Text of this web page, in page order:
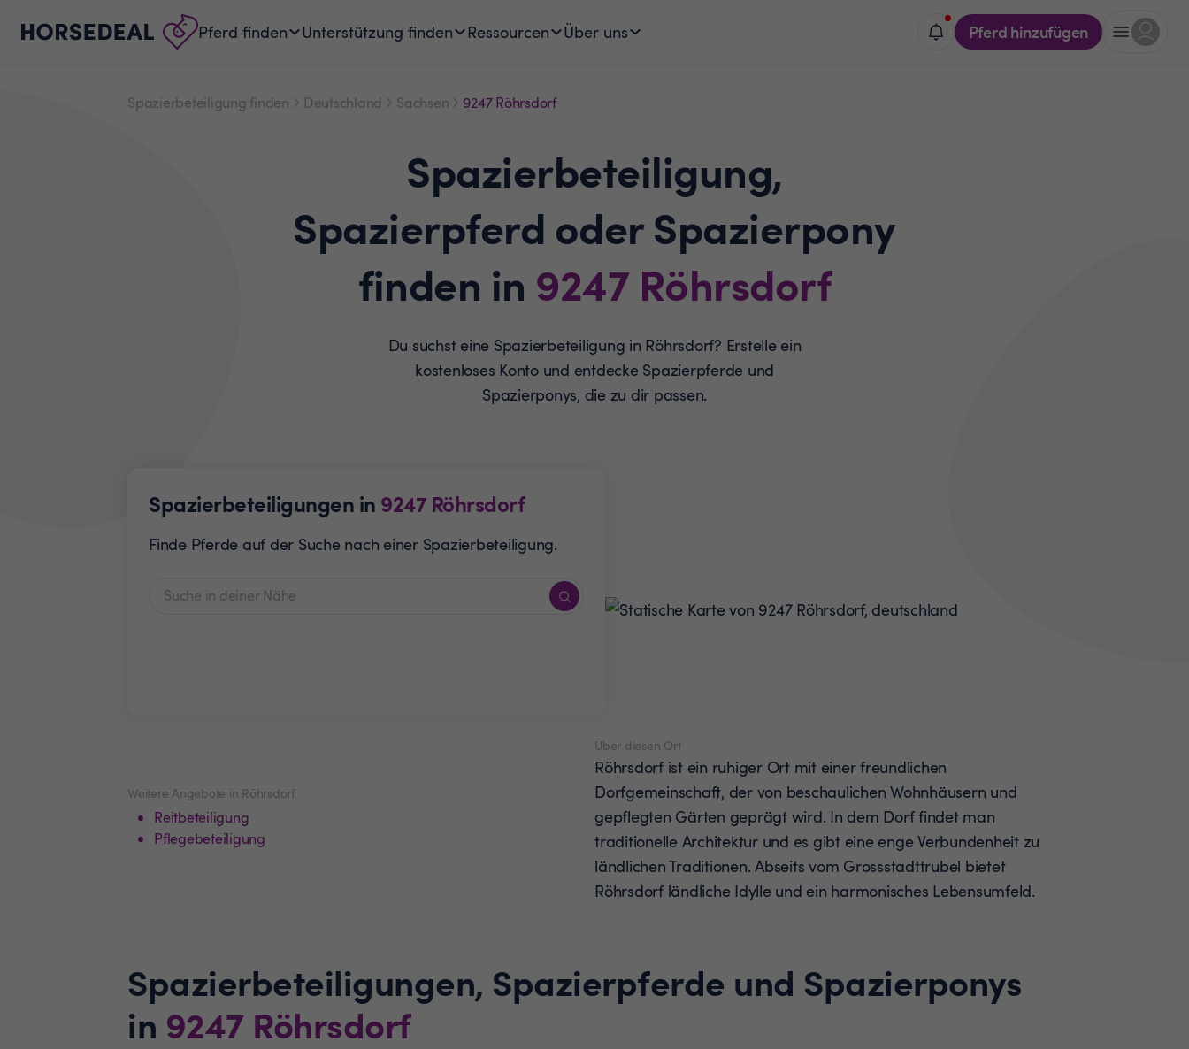
Pferd finden Unterstützung finden Ressourcen Über uns Pferd hinzufügen
Spazierbeteiligung finden Deutschland Sachsen 9247 Röhrsdorf
Spazierbeteiligung,
Spazierpferd oder Spazierpony
finden in 9247 Röhrsdorf
Du suchst eine Spazierbeteiligung in Röhrsdorf? Erstelle ein
kostenloses Konto und entdecke Spazierpferde und
Spazierponys, die zu dir passen.
Spazierbeteiligungen in 9247 Röhrsdorf
Finde Pferde auf der Suche nach einer Spazierbeteiligung.
Weitere Angebote in Röhrsdorf
Reitbeteiligung
Pflegebeteiligung
Über diesen Ort
Röhrsdorf ist ein ruhiger Ort mit einer freundlichen
Dorfgemeinschaft, der von beschaulichen Wohnhäusern und
gepflegten Gärten geprägt wird. In dem Dorf findet man
traditionelle Architektur und es gibt eine enge Verbundenheit zu
ländlichen Traditionen. Abseits vom Grossstadttrubel bietet
Röhrsdorf ländliche Idylle und ein harmonisches Lebensumfeld.
Spazierbeteiligungen, Spazierpferde und Spazierponys
in 9247 Röhrsdorf